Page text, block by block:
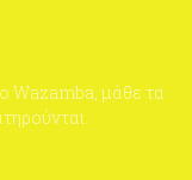
Wazamba, μάθε τα